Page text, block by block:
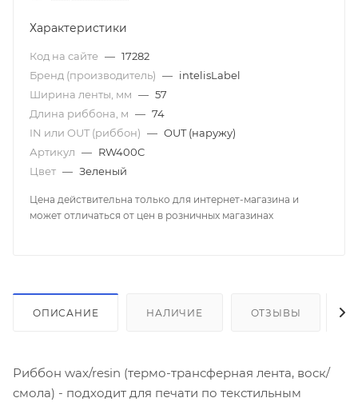
Характеристики
Код на сайте — 17282
Бренд (производитель) — intelisLabel
Ширина ленты, мм — 57
Длина риббона, м — 74
IN или OUT (риббон) — OUT (наружу)
Артикул — RW400C
Цвет — Зеленый
Цена действительна только для интернет-магазина и
может отличаться от цен в розничных магазинах
ОПИСАНИЕ НАЛИЧИЕ ОТЗЫВЫ
Риббон wax/resin (термо-трансферная лента, воск/
смола) - подходит для печати по текстильным